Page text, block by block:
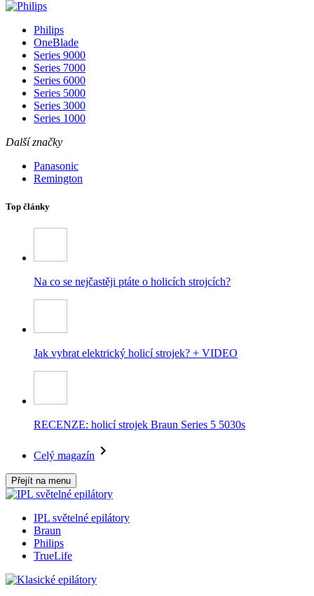
Philips
OneBlade
Series 9000
Series 7000
Series 6000
Series 5000
Series 3000
Series 1000
Další značky
Panasonic
Remington
Top články
Na co se nejčastěji ptáte o holicích strojcích?
Jak vybrat elektrický holicí strojek? + VIDEO
RECENZE: holicí strojek Braun Series 5 5030s
Celý magazín
Přejít na menu
IPL světelné epilátory
Braun
Philips
TrueLife